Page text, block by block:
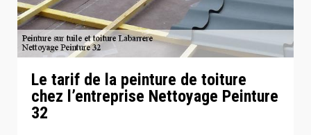
Le tarif de la peinture de toiture
chez l’entreprise Nettoyage Peinture
32